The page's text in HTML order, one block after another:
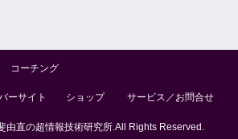
コーチング
ーサイト ショップ サービス／お問合せ
由直の超情報技術研究所.All Rights Reserved.